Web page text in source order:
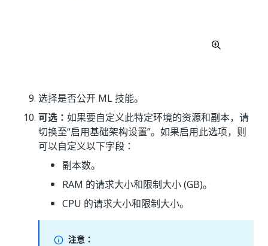
选择是否公开 ML 技能。
可选： 如果要自定义此特定环境的资源和副本，请
切换至“启用基础架构设置”。如果启用此选项，则
可以自定义以下字段：
副本数。
RAM 的请求大小和限制大小 (GB)。
CPU 的请求大小和限制大小。
注意：